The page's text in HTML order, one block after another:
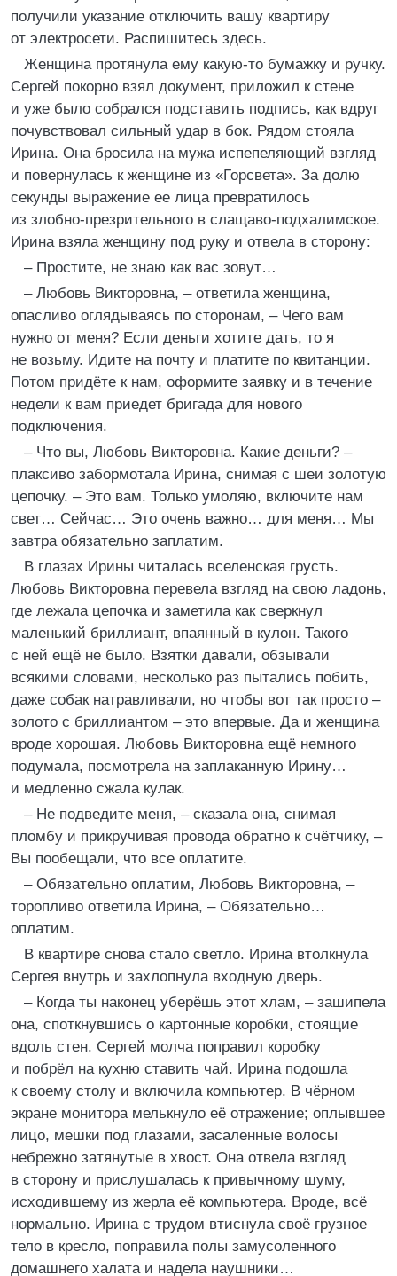
получили указание отключить вашу квартиру
от электросети. Распишитесь здесь.
Женщина протянула ему какую-то бумажку и ручку.
Сергей покорно взял документ, приложил к стене
и уже было собрался подставить подпись, как вдруг
почувствовал сильный удар в бок. Рядом стояла
Ирина. Она бросила на мужа испепеляющий взгляд
и повернулась к женщине из «Горсвета». За долю
секунды выражение ее лица превратилось
из злобно-презрительного в слащаво-подхалимское.
Ирина взяла женщину под руку и отвела в сторону:
– Простите, не знаю как вас зовут…
– Любовь Викторовна, – ответила женщина,
опасливо оглядываясь по сторонам, – Чего вам
нужно от меня? Если деньги хотите дать, то я
не возьму. Идите на почту и платите по квитанции.
Потом придёте к нам, оформите заявку и в течение
недели к вам приедет бригада для нового
подключения.
– Что вы, Любовь Викторовна. Какие деньги? –
плаксиво забормотала Ирина, снимая с шеи золотую
цепочку. – Это вам. Только умоляю, включите нам
свет… Сейчас… Это очень важно… для меня… Мы
завтра обязательно заплатим.
В глазах Ирины читалась вселенская грусть.
Любовь Викторовна перевела взгляд на свою ладонь,
где лежала цепочка и заметила как сверкнул
маленький бриллиант, впаянный в кулон. Такого
с ней ещё не было. Взятки давали, обзывали
всякими словами, несколько раз пытались побить,
даже собак натравливали, но чтобы вот так просто –
золото с бриллиантом – это впервые. Да и женщина
вроде хорошая. Любовь Викторовна ещё немного
подумала, посмотрела на заплаканную Ирину…
и медленно сжала кулак.
– Не подведите меня, – сказала она, снимая
пломбу и прикручивая провода обратно к счётчику, –
Вы пообещали, что все оплатите.
– Обязательно оплатим, Любовь Викторовна, –
торопливо ответила Ирина, – Обязательно…
оплатим.
В квартире снова стало светло. Ирина втолкнула
Сергея внутрь и захлопнула входную дверь.
– Когда ты наконец уберёшь этот хлам, – зашипела
она, споткнувшись о картонные коробки, стоящие
вдоль стен. Сергей молча поправил коробку
и побрёл на кухню ставить чай. Ирина подошла
к своему столу и включила компьютер. В чёрном
экране монитора мелькнуло её отражение; оплывшее
лицо, мешки под глазами, засаленные волосы
небрежно затянутые в хвост. Она отвела взгляд
в сторону и прислушалась к привычному шуму,
исходившему из жерла её компьютера. Вроде, всё
нормально. Ирина с трудом втиснула своё грузное
тело в кресло, поправила полы замусоленного
домашнего халата и надела наушники…